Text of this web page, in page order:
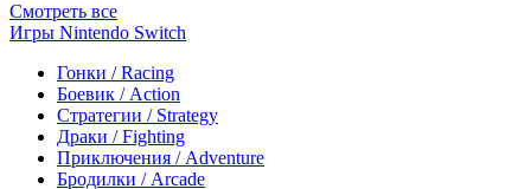
Смотреть все
Игры Nintendo Switch
Гонки / Racing
Боевик / Action
Стратегии / Strategy
Драки / Fighting
Приключения / Adventure
Бродилки / Arcade